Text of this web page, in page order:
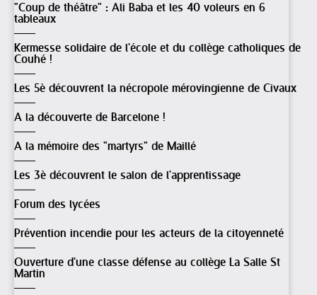
"Coup de théâtre" : Ali Baba et les 40 voleurs en 6
tableaux
Kermesse solidaire de l'école et du collège catholiques de
Couhé !
Les 5è découvrent la nécropole mérovingienne de Civaux
A la découverte de Barcelone !
A la mémoire des "martyrs" de Maillé
Les 3è découvrent le salon de l'apprentissage
Forum des lycées
Prévention incendie pour les acteurs de la citoyenneté
Ouverture d'une classe défense au collège La Salle St
Martin